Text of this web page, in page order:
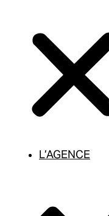
L’AGENCE